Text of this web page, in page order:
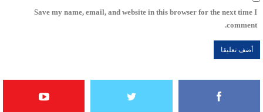
Save my name, email, and website in this browser for the next time I
comment.